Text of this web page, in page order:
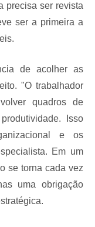
precisa ser revista
ser a primeira a
de acolher as
"O trabalhador
quadros de
Isso
e os
Em um
se torna cada vez
uma obrigação